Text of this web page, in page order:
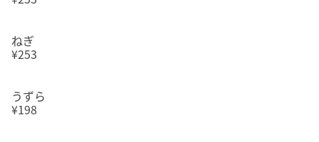
ねぎ
¥253
うずら
¥198